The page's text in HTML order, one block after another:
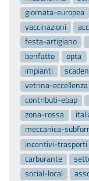
giornata-europea
vaccinazioni
festa-artigiano
benfatto
opta
impianti
vetrina-eccellenza
contributi-ebap
zona-rossa
meccanica-
incentivi-trasporti
carburante
social-local